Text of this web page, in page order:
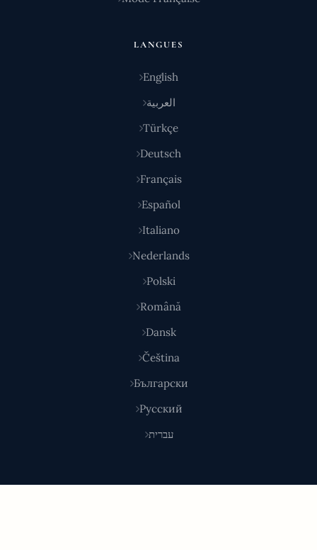
LANGUES
English
العربية
Türkçe
Deutsch
Français
Español
Italiano
Nederlands
Polski
Română
Dansk
Čeština
Български
Русский
עברית